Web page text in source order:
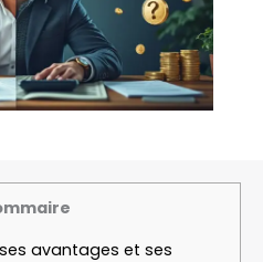
ses avantages et ses